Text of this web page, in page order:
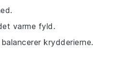
varme fyld.
krydderierne.